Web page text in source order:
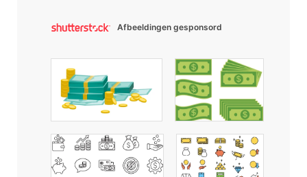
Afbeeldingen gesponsord